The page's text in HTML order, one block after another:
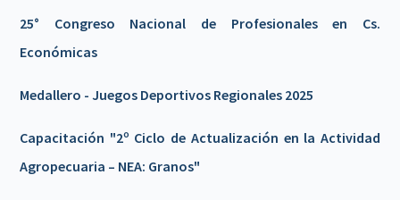
25° Congreso Nacional de Profesionales en Cs.
Económicas
Medallero - Juegos Deportivos Regionales 2025
Capacitación "2º Ciclo de Actualización en la Actividad
Agropecuaria – NEA: Granos"